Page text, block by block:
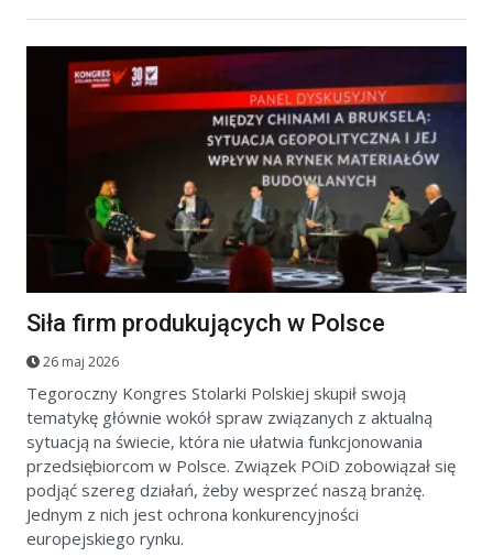
Siła firm produkujących w Polsce
26 maj 2026
Tegoroczny Kongres Stolarki Polskiej skupił swoją
tematykę głównie wokół spraw związanych z aktualną
sytuacją na świecie, która nie ułatwia funkcjonowania
przedsiębiorcom w Polsce. Związek POiD zobowiązał się
podjąć szereg działań, żeby wesprzeć naszą branżę.
Jednym z nich jest ochrona konkurencyjności
europejskiego rynku.